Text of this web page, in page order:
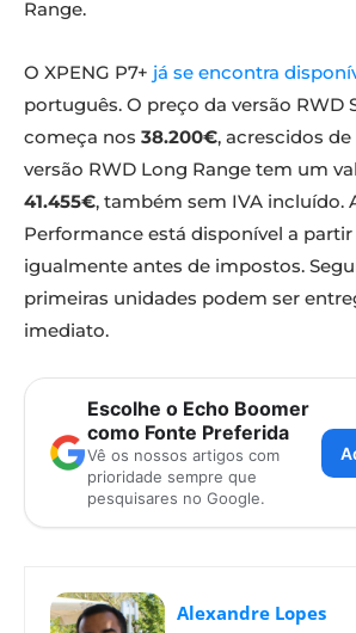
Range.
O XPENG P7+ já se encontra
português. O preço da versão RWD
começa nos 38.200€, acrescidos
versão RWD Long Range tem um
41.455€, também sem IVA incluído.
Performance está disponível a partir
igualmente antes de impostos.
primeiras unidades podem ser
imediato.
Escolhe o Echo Boomer
como Fonte Preferida
Vê os nossos artigos com
prioridade sempre que
pesquisares no Google.
Alexandre Lopes